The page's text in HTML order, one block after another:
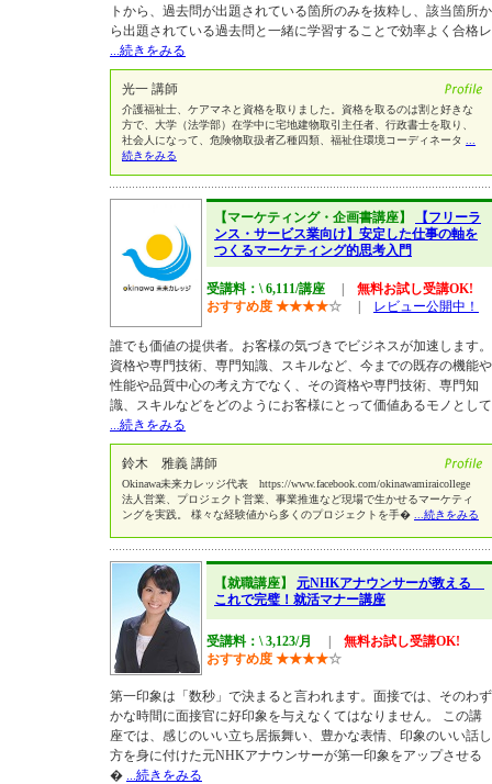
トから、過去問が出題されている箇所のみを抜粋し、該当箇所か
ら出題されている過去問と一緒に学習することで効率よく合格レ
...続きをみる
光一 講師
介護福祉士、ケアマネと資格を取りました。資格を取るのは割と好きな
方で、大学（法学部）在学中に宅地建物取引主任者、行政書士を取り、
社会人になって、危険物取扱者乙種四類、福祉住環境コーディネータ
続きをみる
【マーケティング・企画書講座】
【フリーラ
ンス・サービス業向け】安定した仕事の軸を
つくるマーケティング的思考入門
受講料：\ 6,111/講座
無料お試し受講OK!
おすすめ度 ★★★★☆ レビュー公開中！
誰でも価値の提供者。お客様の気づきでビジネスが加速します。
資格や専門技術、専門知識、スキルなど、今までの既存の機能や
性能や品質中心の考え方でなく、その資格や専門技術、専門知
識、スキルなどをどのようにお客様にとって価値あるモノとして
...続きをみる
鈴木 雅義 講師
Okinawa未来カレッジ代表 https://www.facebook.com/okinawamiraicollege
法人営業、プロジェクト営業、事業推進など現場で生かせるマーケティ
ングを実践。 様々な経験値から多くのプロジェクトを手�
...続きをみる
【就職講座】 元NHKアナウンサーが教える
これで完璧！就活マナー講座
受講料：\ 3,123/月
無料お試し受講OK!
おすすめ度 ★★★★☆
第一印象は「数秒」で決まると言われます。面接では、そのわず
かな時間に面接官に好印象を与えなくてはなりません。 この講
座では、感じのいい立ち居振舞い、豊かな表情、印象のいい話し
方を身に付けた元NHKアナウンサーが第一印象をアップさせる
� ...続きをみる